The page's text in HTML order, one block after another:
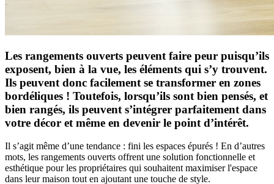
Les rangements ouverts peuvent faire peur puisqu’ils
exposent, bien à la vue, les éléments qui s’y trouvent.
Ils peuvent donc facilement se transformer en zones
bordéliques ! Toutefois, lorsqu’ils sont bien pensés, et
bien rangés, ils peuvent s’intégrer parfaitement dans
votre décor et même en devenir le point d’intérêt.
Il s’agit même d’une tendance : fini les espaces épurés ! En d’autres
mots, les rangements ouverts offrent une solution fonctionnelle et
esthétique pour les propriétaires qui souhaitent maximiser l'espace
dans leur maison tout en ajoutant une touche de style.